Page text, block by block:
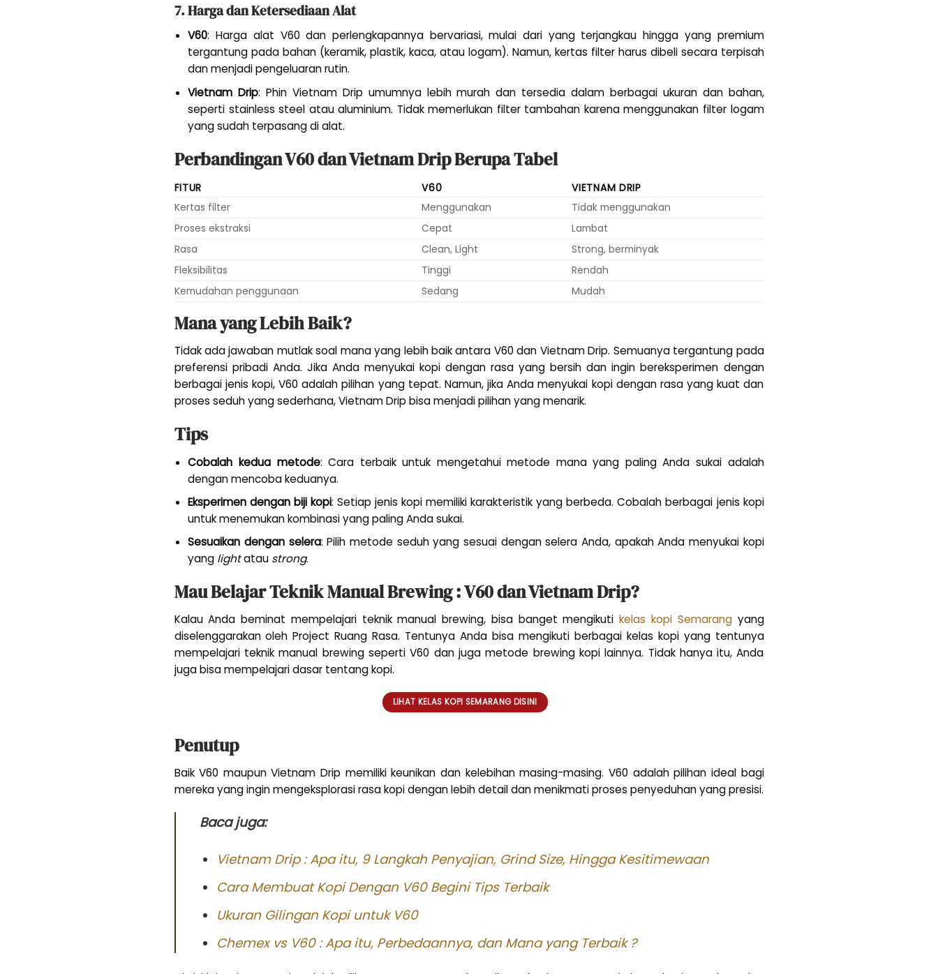
7. Harga dan Ketersediaan Alat
V60: Harga alat V60 dan perlengkapannya bervariasi, mulai dari yang terjangkau hingga yang premium
tergantung pada bahan (keramik, plastik, kaca, atau logam). Namun, kertas filter harus dibeli secara terpisah
dan menjadi pengeluaran rutin.
Vietnam Drip: Phin Vietnam Drip umumnya lebih murah dan tersedia dalam berbagai ukuran dan bahan,
seperti stainless steel atau aluminium. Tidak memerlukan filter tambahan karena menggunakan filter logam
yang sudah terpasang di alat.
Perbandingan V60 dan Vietnam Drip Berupa Tabel
FITUR V60
VIETNAM DRIP
Kertas filter
Menggunakan
Tidak menggunakan
Proses ekstraksi
Cepat
Lambat
Rasa
Clean, Light
Strong, berminyak
Fleksibilitas
Tinggi
Rendah
Kemudahan penggunaan
Sedang Mudah
Mana yang Lebih Baik?
Tidak ada jawaban mutlak soal mana yang lebih baik antara V60 dan Vietnam Drip. Semuanya tergantung pada
preferensi pribadi Anda. Jika Anda menyukai kopi dengan rasa yang bersih dan ingin bereksperimen dengan
berbagai jenis kopi, V60 adalah pilihan yang tepat. Namun, jika Anda menyukai kopi dengan rasa yang kuat dan
proses seduh yang sederhana, Vietnam Drip bisa menjadi pilihan yang menarik.
Tips
Cobalah kedua metode: Cara terbaik untuk mengetahui metode mana yang paling Anda sukai adalah
dengan mencoba keduanya.
Eksperimen dengan biji kopi: Setiap jenis kopi memiliki karakteristik yang berbeda. Cobalah berbagai jenis kopi
untuk menemukan kombinasi yang paling Anda sukai.
Sesuaikan dengan selera: Pilih metode seduh yang sesuai dengan selera Anda, apakah Anda menyukai kopi
yang lightatau strong.
Mau Belajar Teknik Manual Brewing : V60 dan Vietnam Drip?
Kalau Anda beminat mempelajari teknik manual brewing, bisa banget mengikutikelas kopi Semarangyang
diselenggarakan oleh Project Ruang Rasa. Tentunya Anda bisa mengikuti berbagai kelas kopi yang tentunya
mempelajari teknik manual brewing seperti V60 dan juga metode brewing kopi lainnya. Tidak hanya itu, Anda
juga bisa mempelajari dasar tentang kopi.
LIHAT KELAS KOPI SEMARANG DISINI
Penutup
Baik V60 maupun Vietnam Drip memiliki keunikan dan kelebihan masing-masing. V60 adalah pilihan ideal bagi
mereka yang ingin mengeksplorasi rasa kopi dengan lebih detail dan menikmati proses penyeduhan yang presisi.
Baca juga:
Vietnam Drip : Apa itu, 9 Langkah Penyajian, Grind Size, Hingga Kesitimewaan
Cara Membuat Kopi Dengan V60 Begini Tips Terbaik
Ukuran Gilingan Kopi untuk V60
Chemex vs V60 : Apa itu, Perbedaannya, dan Mana yang Terbaik ?